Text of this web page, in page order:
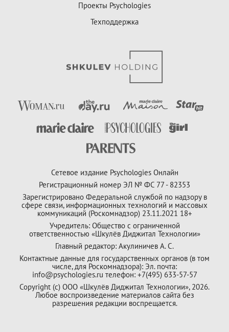
Проекты Psychologies
Техподдержка
Сетевое издание Psychologies Онлайн
Регистрационный номер ЭЛ № ФС 77 - 82353
Зарегистрировано Федеральной службой по надзору в
сфере связи, информационных технологий и массовых
коммуникаций (Роскомнадзор) 23.11.2021 18+
Учредитель: Общество с ограниченной
ответственностью «Шкулёв Диджитал Технологии»
Главный редактор: Акулиничев А. С.
Контактные данные для государственных органов (в том
числе, для Роскомнадзора): Эл. почта:
info@psychologies.ru телефон: +7(495) 633-57-57
Copyright (с) ООО «Шкулёв Диджитал Технологии», 2026.
Любое воспроизведение материалов сайта без
разрешения редакции воспрещается.